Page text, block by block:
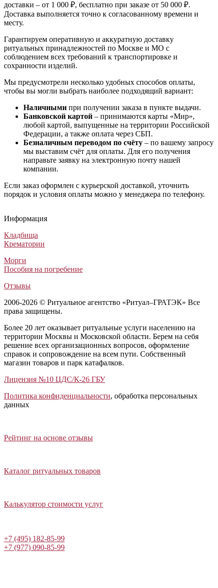
доставки – от 1 000 ₽, бесплатно при заказе от 50 000 ₽.
Доставка выполняется точно к согласованному времени и
месту.
Гарантируем оперативную и аккуратную доставку
ритуальных принадлежностей по Москве и МО с
соблюдением всех требований к транспортировке и
сохранности изделий.
Мы предусмотрели несколько удобных способов оплаты,
чтобы вы могли выбрать наиболее подходящий вариант:
Наличными при получении заказа в пункте выдачи.
Банковской картой – принимаются карты «Мир»,
любой картой, выпущенные на территории Российской
Федерации, а также оплата через СБП.
Безналичным переводом по счёту – по вашему запросу
мы выставим счёт для оплаты. Для его получения
направьте заявку на электронную почту нашей
компании.
Если заказ оформлен с курьерской доставкой, уточнить
порядок и условия оплаты можно у менеджера по телефону.
Мусульманские гробы
Комбинированные гробы
Элитные гробы
Лакированные гробы
Информация
Кладбища
Крематории
Морги
Пособия на погребение
Отзывы
2006-2026 © Ритуальное агентство «Ритуал–ГРАТЭК» Все
права защищены.
Более 20 лет оказывает ритуальные услуги населению на
территории Москвы и Московской области. Берем на себя
решение всех организационных вопросов, оформление
справок и сопровождение на всем пути. Собственный
магазин товаров и парк катафалков.
Лицензия №10 ЦДС/К-26 ГБУ
Политика конфиденциальности, обработка персональных
данных
Рейтинг на основе отзывы
Каталог ритуальных товаров
Калькулятор стоимости услуг
+7 (495) 182-85-99
+7 (977) 090-85-99